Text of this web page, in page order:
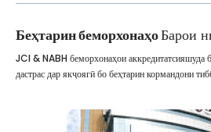
Беҳтарин беморхонаҳоБарои
JCI & NABH беморхонаҳои аккредитатсияшуда
дастрас дар якҷоягӣ бо беҳтарин кормандони